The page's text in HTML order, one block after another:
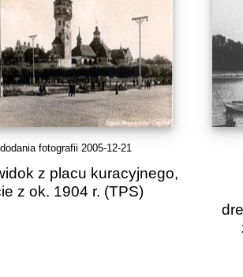
fotografii 2005-12-21
z placu kuracyjnego,
z ok. 1904 r. (TPS)